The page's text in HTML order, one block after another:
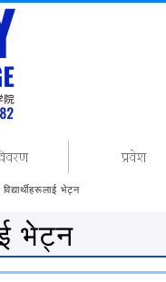
विद्यार्थीहरूलाई भेट्न
भेट्न